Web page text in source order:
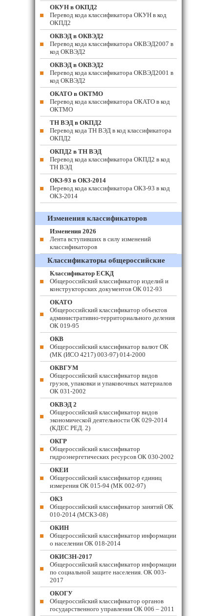
ОКУН в ОКПД2
Перевод кода классификатора ОКУН в код
ОКПД2
ОКВЭД в ОКВЭД2
Перевод кода классификатора ОКВЭД2007 в
код ОКВЭД2
ОКВЭД в ОКВЭД2
Перевод кода классификатора ОКВЭД2001 в
код ОКВЭД2
ОКАТО в ОКТМО
Перевод кода классификатора ОКАТО в код
ОКТМО
ТН ВЭД в ОКПД2
Перевод кода ТН ВЭД в код классификатора
ОКПД2
ОКПД2 в ТН ВЭД
Перевод кода классификатора ОКПД2 в код
ТН ВЭД
ОКЗ-93 в ОКЗ-2014
Перевод кода классификатора ОКЗ-93 в код
ОКЗ-2014
Изменения классификаторов
Изменения 2026
Лента вступивших в силу изменений
классификаторов
Классификаторы общероссийские
Классификатор ЕСКД
Общероссийский классификатор изделий и
конструкторских документов ОК 012-93
ОКАТО
Общероссийский классификатор объектов
административно-территориального деления
ОК 019-95
ОКВ
Общероссийский классификатор валют ОК
(МК (ИСО 4217) 003-97) 014-2000
ОКВГУМ
Общероссийский классификатор видов
грузов, упаковки и упаковочных материалов
ОК 031-2002
ОКВЭД 2
Общероссийский классификатор видов
экономической деятельности ОК 029-2014
(КДЕС РЕД. 2)
ОКГР
Общероссийский классификатор
гидроэнергетических ресурсов ОК 030-2002
ОКЕИ
Общероссийский классификатор единиц
измерения ОК 015-94 (МК 002-97)
ОКЗ
Общероссийский классификатор занятий ОК
010-2014 (МСКЗ-08)
ОКИН
Общероссийский классификатор информации
о населении ОК 018-2014
ОКИСЗН-2017
Общероссийский классификатор информации
по социальной защите населения. ОК 003-
2017
ОКОГУ
Общероссийский классификатор органов
государственного управления ОК 006 – 2011